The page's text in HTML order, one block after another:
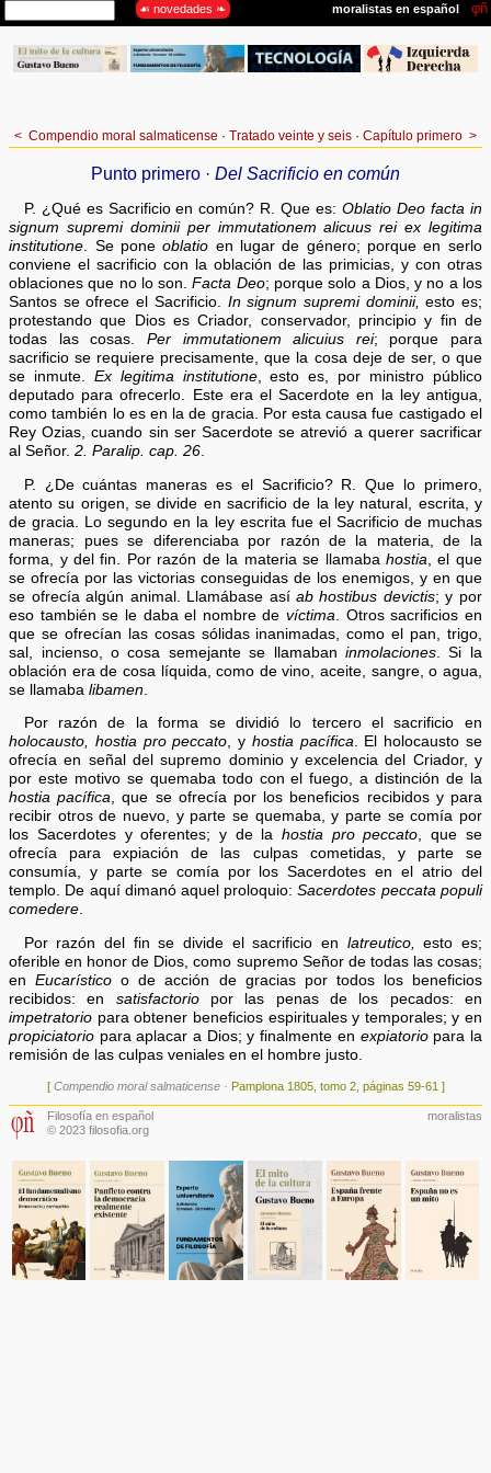
< Compendio moral salmaticense · Tratado veinte y seis · Capítulo primero >
Punto primero · Del Sacrificio en común
P. ¿Qué es Sacrificio en común? R. Que es:Oblatio Deo facta in
signum supremi dominii per immutationem alicuus rei ex legitima
institutione. Se poneoblatio en lugar de género; porque en serlo
conviene el sacrificio con la oblación de las primicias, y con otras
oblaciones que no lo son.Facta Deo; porque solo a Dios, y no a los
Santos se ofrece el Sacrificio. In signum supremi dominii, esto es;
protestando que Dios es Criador, conservador, principio y fin de
todas las cosas. Per immutationem alicuius rei; porque para
sacrificio se requiere precisamente, que la cosa deje de ser, o que
se inmute. Ex legitima institutione, esto es, por ministro público
deputado para ofrecerlo. Este era el Sacerdote en la ley antigua,
como también lo es en la de gracia. Por esta causa fue castigado el
Rey Ozias, cuando sin ser Sacerdote se atrevió a querer sacrificar
al Señor.2. Paralip. cap. 26.
P. ¿De cuántas maneras es el Sacrificio? R. Que lo primero,
atento su origen, se divide en sacrificio de la ley natural, escrita, y
de gracia. Lo segundo en la ley escrita fue el Sacrificio de muchas
maneras; pues se diferenciaba por razón de la materia, de la
forma, y del fin. Por razón de la materia se llamaba hostia , el que
se ofrecía por las victorias conseguidas de los enemigos, y en que
se ofrecía algún animal. Llamábase así ab hostibus devictis; y por
eso también se le daba el nombre devíctima . Otros sacrificios en
que se ofrecían las cosas sólidas inanimadas, como el pan, trigo,
sal, incienso, o cosa semejante se llamabaninmolaciones . Si la
oblación era de cosa líquida, como de vino, aceite, sangre, o agua,
se llamabalibamen
Por razón de la forma se dividió lo tercero el sacrificio en
holocausto, hostia pro peccato, y hostia pacífica. El holocausto se
ofrecía en señal del supremo dominio y excelencia del Criador, y
por este motivo se quemaba todo con el fuego, a distinción de la
hostia pacífica, que se ofrecía por los beneficios recibidos y para
recibir otros de nuevo, y parte se quemaba, y parte se comía por
los Sacerdotes y oferentes; y de lahostia pro peccato, que se
ofrecía para expiación de las culpas cometidas, y parte se
consumía, y parte se comía por los Sacerdotes en el atrio del
templo. De aquí dimanó aquel proloquio:Sacerdotes peccata populi
comedere.
Por razón del fin se divide el sacrificio en latreutico,
esto es;
oferible en honor de Dios, como supremo Señor de todas las cosas;
enEucarístico o de acción de gracias por todos los beneficios
recibidos: en satisfactoriopor las penas de los pecados: en
impetratorio para obtener beneficios espirituales y temporales; y en
propiciatorio para aplacar a Dios; y finalmente en expiatoriopara la
remisión de las culpas veniales en el hombre justo.
[ Compendio moral salmaticense· Pamplona 1805, tomo 2, páginas 59-61 ]
Filosofía en español
© 2023 filosofia.org
moralistas